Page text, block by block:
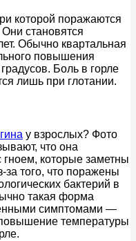
которой поражаются
становятся
Обычно квартальная
повышения
Боль в горле
лишь при глотании.
у взрослых? Фото
что она
которые заметны
за того, что поражены
бактерий в
такая форма
симптомами —
температуры